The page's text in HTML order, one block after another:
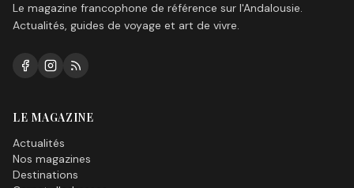
Le magazine francophone de référence sur l'Andalousie.
Actualités, guides de voyage et art de vivre.
LE MAGAZINE
Actualités
Nos magazines
Destinations